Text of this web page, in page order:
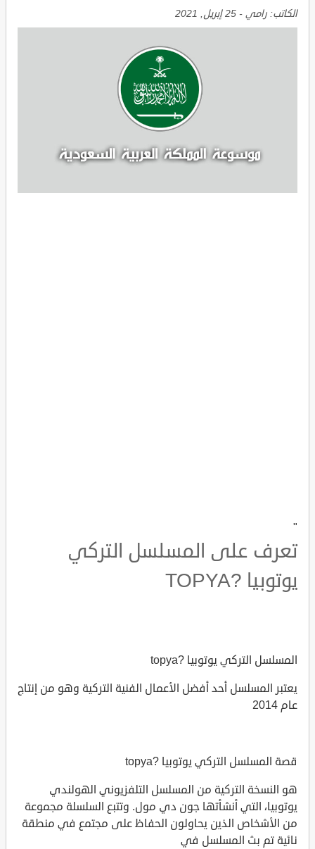
الكاتب: رامي - 25 إبريل, 2021
"
تعرف على المسلسل التركي
يوتوبيا ?TOPYA
المسلسل التركي يوتوبيا ?topya
يعتبر المسلسل أحد أفضل الأعمال الفنية التركية وهو من إنتاج
عام 2014
قصة المسلسل التركي يوتوبيا ?topya
هو النسخة التركية من المسلسل التلفزيوني الهولندي
يوتوبيا، التي أنشأتها جون دي مول. وتتبع السلسلة مجموعة
من الأشخاص الذين يحاولون الحفاظ على مجتمع في منطقة
نائية تم بث المسلسل في